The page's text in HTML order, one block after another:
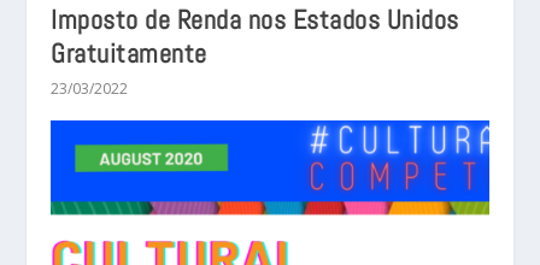
Imposto de Renda nos Estados Unidos
Gratuitamente
23/03/2022